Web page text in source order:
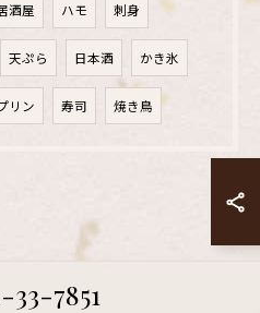
酒屋 ハモ 刺身
天ぷら 日本酒 かき氷
リン 寿司 焼き鳥
33-7851